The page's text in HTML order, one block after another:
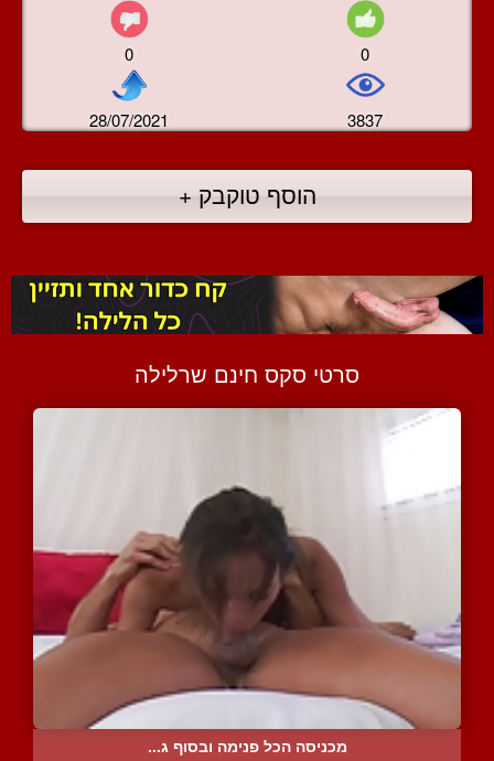
0 0
28/07/2021 3837
הוסף טוקבק +
סרטי סקס חינם שרלילה
מכניסה הכל פנימה ובסוף ג...